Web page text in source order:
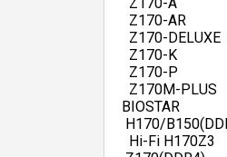
Z170-AR
Z170-
Z170-K
Z170-P
Z170M-PLUS
BIOSTAR
H170/
Hi-Fi H170Z3